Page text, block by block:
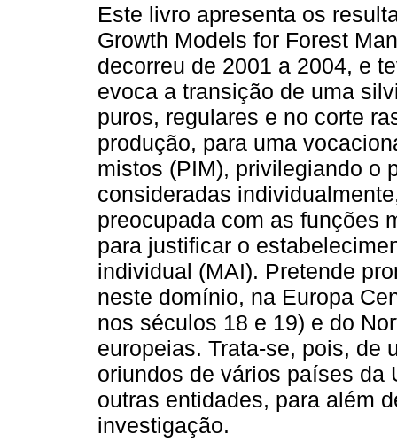
Este livro apresenta os
Growth Models for Forest
decorreu de 2001 a 2004, e
evoca a transição de uma
puros, regulares e no corte
produção, para uma
mistos (PIM), privilegiando o
consideradas
preocupada com as funções
para justificar o
individual (MAI). Pretende
neste domínio, na Europa
nos séculos 18 e 19) e do
europeias. Trata-se, pois, de
oriundos de vários países da
outras entidades, para além
investigação.